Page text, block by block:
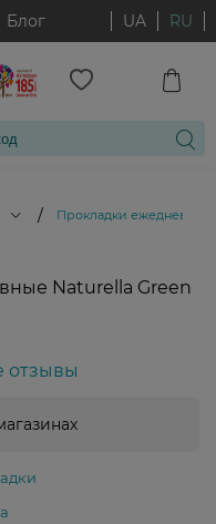
Блог UA RU
/ Прокладки ежедневные
Naturella Green
отзывы